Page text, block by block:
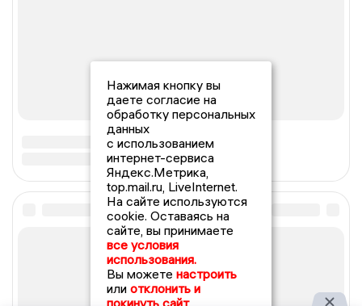
Нажимая кнопку вы
даете согласие на
обработку персональных
данных
с использованием
интернет-сервиса
Яндекс.Метрика,
top.mail.ru, LiveInternet.
На сайте используются
cookie. Оставаясь на
сайте, вы принимаете
все условия
использования.
Вы можете настроить
или отклонить и
покинуть сайт